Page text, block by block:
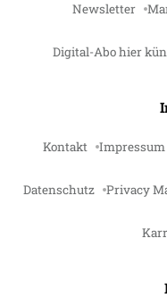
Newsletter
Digital-Abo hier
Kontakt Impressum
Datenschutz Privacy